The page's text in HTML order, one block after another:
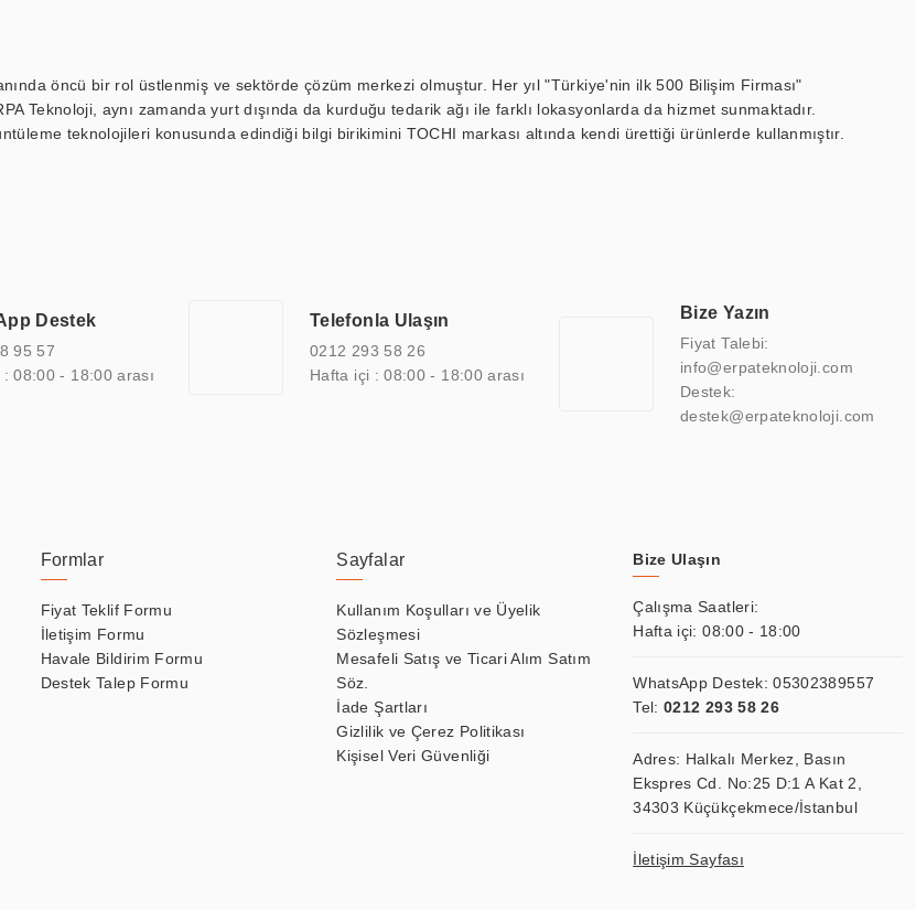
öncü bir rol üstlenmiş ve sektörde çözüm merkezi olmuştur. Her yıl "Türkiye'nin ilk 500 Bilişim Firması"
Teknoloji, aynı zamanda yurt dışında da kurduğu tedarik ağı ile farklı lokasyonlarda da hizmet sunmaktadır.
teknolojileri konusunda edindiği bilgi birikimini TOCHI markası altında kendi ürettiği ürünlerde kullanmıştır.
ve sertifikalara sahip olup, etik değerlere bağlı bir şekilde hareket etmektedir. Kaliteli ekipmanı, uzman kadroları,
iş ortaklarının öne çıkmasına ve sürekli gelişimine katkı sağlamaktadır.
Destek
95 57
08:00 - 18:00 arası
Telefonla Ulaşın
0212 293 58 26
Hafta içi : 08:00 - 18:00 arası
Bize Yazın
Fiyat Talebi:
info@erpateknoloji.com
Destek:
destek@erpateknoloji.com
Formlar
Fiyat Teklif Formu
İletişim Formu
Havale Bildirim Formu
Destek Talep Formu
Sayfalar
Kullanım Koşulları ve Üyelik
Sözleşmesi
Mesafeli Satış ve Ticari Alım Satım
Söz.
İade Şartları
Gizlilik ve Çerez Politikası
Kişisel Veri Güvenliği
Bize Ulaşın
Çalışma Saatleri:
Hafta içi: 08:00 - 18:00
WhatsApp Destek:05302389557
Tel: 0212 293 58 26
Adres: Halkalı Merkez, Basın
Ekspres Cd. No:25 D:1 A Kat 2,
34303 Küçükçekmece/İstanbul
İletişim Sayfası